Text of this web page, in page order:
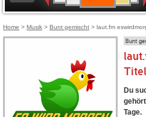
OLDIE
ANTENNE
Home > Musik > Bunt gemischt > laut.fm
Bunt
Titel
Du
Tage.